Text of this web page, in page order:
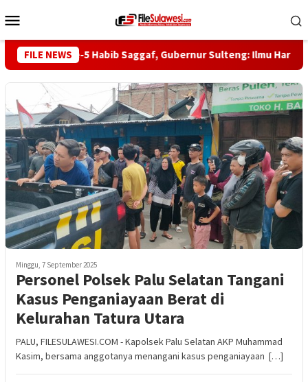
ke
Mobile
FILE NEWS
Haul ke-5 Habib Saggaf, Gubernur Sulteng: Ilmu Harus Jadi
Minggu, 7 September 2025
Personel Polsek Palu Selatan Tangani
Kasus Penganiayaan Berat di
Kelurahan Tatura Utara
PALU, FILESULAWESI.COM - Kapolsek Palu Selatan AKP Muhammad
Kasim, bersama anggotanya menangani kasus penganiayaan […]